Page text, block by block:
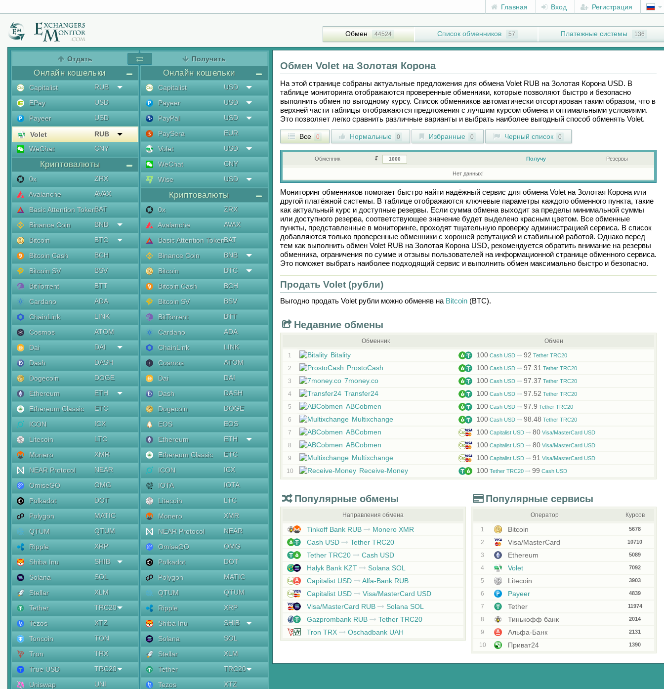
Главная Вход Регистрация
Обмен 44524 Список обменников 57 Платежные системы 136
Отдать
Онлайн кошельки
Capitalist
RUB
EPay
USD
Payeer
USD
Volet
RUB
WeChat
CNY
Криптовалюты
0x
ZRX
Avalanche
AVAX
Basic Attention TokenBAT
Binance Coin
BNB
Bitcoin
BTC
Bitcoin Cash
BCH
Bitcoin SV
BSV
BitTorrent
BTT
Cardano
ADA
ChainLink
LINK
Cosmos
ATOM
Dai
DAI
Dash
DASH
Dogecoin
DOGE
Ethereum
ETH
Ethereum Classic
ETC
ICON
ICX
Litecoin
LTC
Monero
XMR
NEAR Protocol
NEAR
OmiseGO
OMG
Polkadot
DOT
Polygon
MATIC
QTUM
QTUM
Ripple
XRP
Shiba Inu
SHIB
Solana
SOL
Stellar
XLM
Tether
TRC20
Tezos
XTZ
Toncoin
TON
Tron
TRX
True USD
TRC20
Uniswap
UNI
Получить
Онлайн кошельки
Capitalist
USD
Payeer
USD
PayPal
USD
PaySera
EUR
Volet
USD
WeChat
CNY
Wise
USD
Криптовалюты
0x
ZRX
Avalanche
AVAX
Basic Attention TokenBAT
Binance Coin
BNB
Bitcoin
BTC
Bitcoin Cash
BCH
Bitcoin SV
BSV
BitTorrent
BTT
Cardano
ADA
ChainLink
LINK
Cosmos
ATOM
Dai
DAI
Dash
DASH
Dogecoin
DOGE
EOS
EOS
Ethereum
ETH
Ethereum Classic
ETC
ICON
ICX
IOTA
IOTA
Litecoin
LTC
Monero
XMR
NEAR Protocol
NEAR
OmiseGO
OMG
Polkadot
DOT
Polygon
MATIC
QTUM
QTUM
Ripple
XRP
Shiba Inu
SHIB
Solana
SOL
Stellar
XLM
Tether
TRC20
Tezos
XTZ
Обмен Voletна Золотая Корона
На этой странице собраны актуальные предложения для обмена Volet RUBна Золотая Корона USD. В
таблице мониторинга отображаются проверенные обменники, которые позволяют быстро и безопасно
выполнить обмен по выгодному курсу. Список обменников автоматически отсортирован таким образом, что в
верхней части таблицы отображаются предложения с лучшим курсом обмена и оптимальными условиями.
Это позволяет легко сравнить различные варианты и выбрать наиболее выгодный способ обменять Volet.
Все 0 Нормальные 0 Избранные 0 Черный список 0
Обменник Получу Резервы
Нет данных!
Мониторинг обменников помогает быстро найти надёжный сервис для обмена Voletна Золотая Коронаили
другой платёжной системы. В таблице отображаются ключевые параметры каждого обменного пункта, такие
как актуальный курс и доступные резервы. Если сумма обмена выходит за пределы минимальной суммы
или доступного резерва, соответствующее значение будет выделено красным цветом. Все обменные
пункты, представленные в мониторинге, проходят тщательную проверку администрацией сервиса. В список
добавляются только проверенные обменники с хорошей репутацией и стабильной работой. Однако перед
тем как выполнить обмен Volet RUBна Золотая Корона USD, рекомендуется обратить внимание на резервы
обменника, ограничения по сумме и отзывы пользователей на информационной странице обменного сервиса.
Это поможет выбрать наиболее подходящий сервис и выполнить обмен максимально быстро и безопасно.
Продать Volet (рубли)
Выгодно продать Volet рублиможно обменяв на Bitcoin(BTC).
Недавние обмены
Обменник Обмен
1 Bitality 100Cash USD 92 Tether TRC20
2 ProstoCash 100Cash USD 97.31 Tether TRC20
3 7money.co 100Cash USD 97.37 Tether TRC20
4 Transfer24 100Cash USD 97.52 Tether TRC20
5 ABCobmen 100Cash USD 97.9 Tether TRC20
6 Multixchange 100Cash USD 98.48 Tether TRC20
7 ABCobmen 100Capitalist USD 80Visa/MasterCard USD
8 ABCobmen 100Capitalist USD 80Visa/MasterCard USD
9 Multixchange 100Capitalist USD 91 Visa/MasterCard USD
10 Receive-Money 100Tether TRC20 99 Cash USD
Популярные обмены
Направления обмена
Tinkoff Bank RUB
Monero XMR
Cash USD
Tether TRC20
Tether TRC20
Cash USD
Halyk Bank KZT
Solana SOL
Capitalist USD
Alfa-Bank RUB
Capitalist USD
Visa/MasterCard USD
Visa/MasterCard RUB
Solana SOL
Gazprombank RUB
Tether TRC20
Tron TRX
Oschadbank UAH
Популярные сервисы
Оператор Курсов
1 Bitcoin 5678
2 Visa/MasterCard 10710
3 Ethereum 5089
4 Volet 7092
5 Litecoin 3903
6 Payeer 4839
7 Tether 11974
8 Тинькофф банк 2014
9 Альфа-Банк 2131
10 Приват24 1390